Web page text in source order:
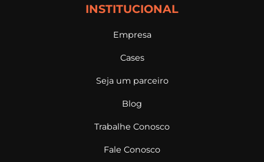
INSTITUCIONAL
Empresa
Cases
Seja um parceiro
Blog
Trabalhe Conosco
Fale Conosco